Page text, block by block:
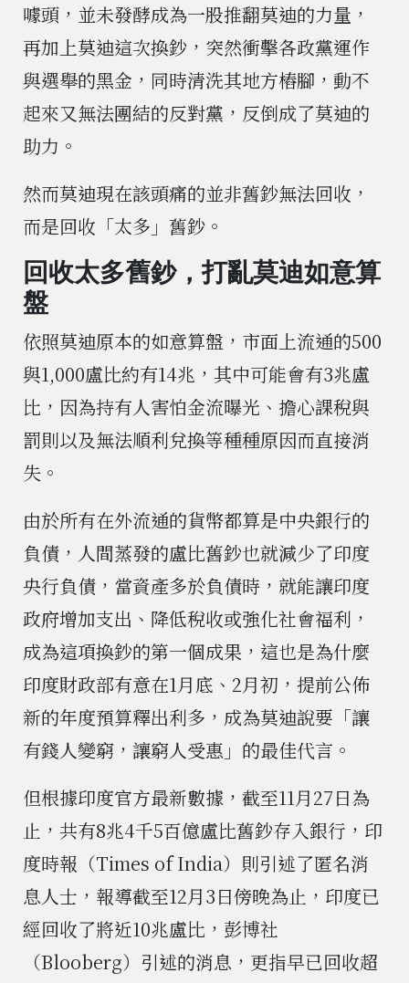
噱頭，並未發酵成為一股推翻莫迪的力量，
再加上莫迪這次換鈔，突然衝擊各政黨運作
與選舉的黑金，同時清洗其地方樁腳，動不
起來又無法團結的反對黨，反倒成了莫迪的
助力。
然而莫迪現在該頭痛的並非舊鈔無法回收，
而是回收「太多」舊鈔。
回收太多舊鈔，打亂莫迪如意算
盤
依照莫迪原本的如意算盤，市面上流通的500
與1,000盧比約有14兆，其中可能會有3兆盧
比，因為持有人害怕金流曝光、擔心課稅與
罰則以及無法順利兌換等種種原因而直接消
失。
由於所有在外流通的貨幣都算是中央銀行的
負債，人間蒸發的盧比舊鈔也就減少了印度
央行負債，當資產多於負債時，就能讓印度
政府增加支出、降低稅收或強化社會福利，
成為這項換鈔的第一個成果，這也是為什麼
印度財政部有意在1月底、2月初，提前公佈
新的年度預算釋出利多，成為莫迪說要「讓
有錢人變窮，讓窮人受惠」的最佳代言。
但根據印度官方最新數據，截至11月27日為
止，共有8兆4千5百億盧比舊鈔存入銀行，印
度時報（Times of India）則引述了匿名消
息人士，報導截至12月3日傍晚為止，印度已
經回收了將近10兆盧比，彭博社
（Blooberg）引述的消息，更指早已回收超